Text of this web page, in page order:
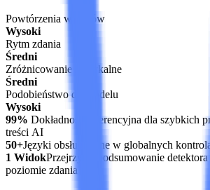
Powtórzenia wzorców
Wysoki
Rytm zdania
Średni
Zróżnicowanie leksykalne
Średni
Podobieństwo do modelu
Wysoki
99% Dokładność referencyjna dla szybkich
treści AI
50+Języki obsługiwane w globalnych
1 WidokPrzejrzyste podsumowanie
poziomie zdania